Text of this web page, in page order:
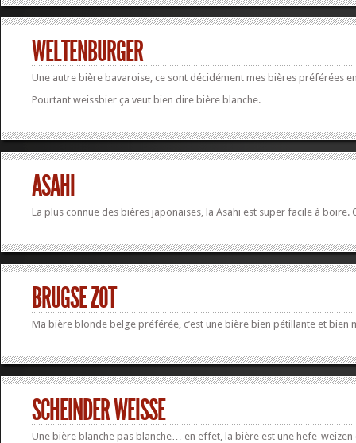
WELTENBURGER
Une autre bière bavaroise, ce sont décidément mes bières préférées
Pourtant weissbier ça veut bien dire bière blanche.
ASAHI
La plus connue des bières japonaises, la Asahi est super facile à
BRUGSE ZOT
Ma bière blonde belge préférée, c’est une bière bien pétillante et bien
SCHEINDER WEISSE
Une bière blanche pas blanche… en effet, la bière est une hefe-